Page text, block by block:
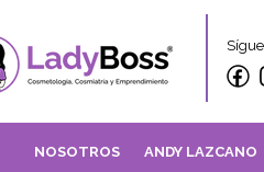
NOSOTROS ANDY LAZCANO